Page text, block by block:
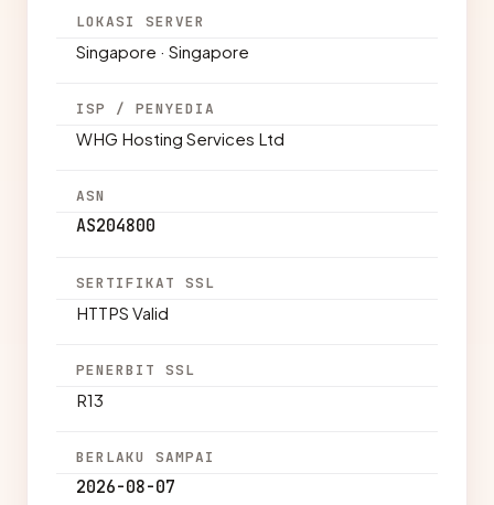
LOKASI SERVER
Singapore · Singapore
ISP / PENYEDIA
WHG Hosting Services Ltd
ASN
AS204800
SERTIFIKAT SSL
HTTPS Valid
PENERBIT SSL
R13
BERLAKU SAMPAI
2026-08-07